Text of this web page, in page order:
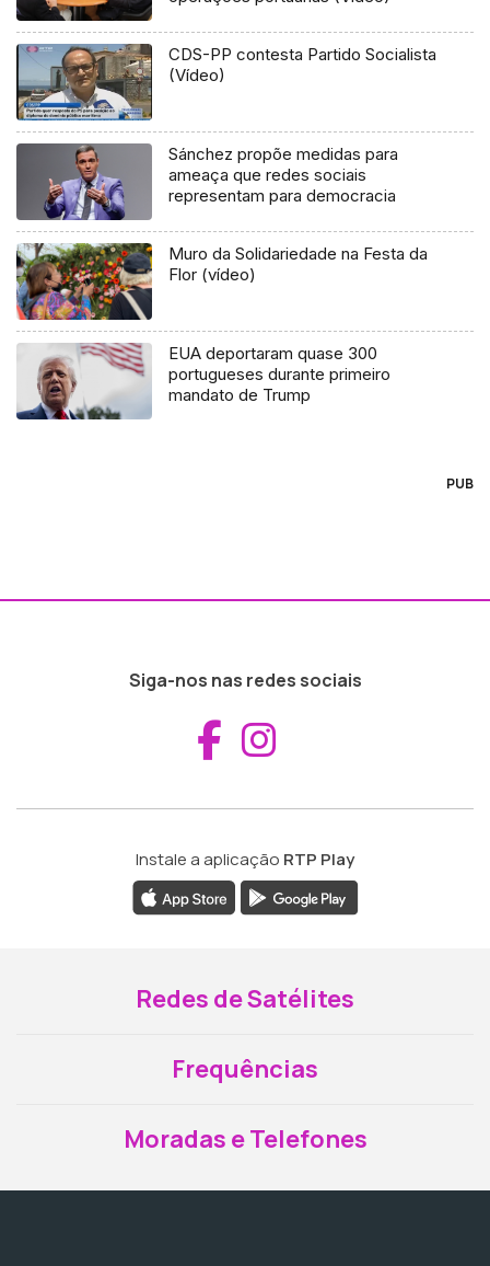
CDS-PP contesta Partido Socialista
(Vídeo)
Sánchez propõe medidas para
ameaça que redes sociais
representam para democracia
Muro da Solidariedade na Festa da
Flor (vídeo)
EUA deportaram quase 300
portugueses durante primeiro
mandato de Trump
PUB
Siga-nos nas redes sociais
Aceder ao
Instale a aplicação RTP Play
Redes de Satélites
Frequências
Moradas e Telefones